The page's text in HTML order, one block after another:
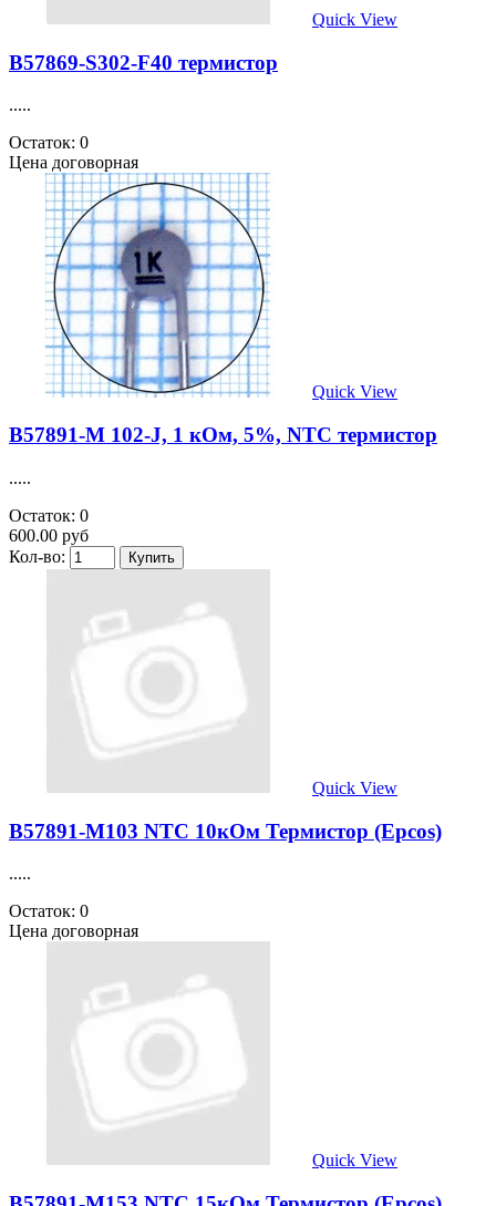
Quick View
B57869-S302-F40 термистор
.....
Остаток: 0
Цена договорная
Quick View
B57891-M 102-J, 1 кОм, 5%, NTC термистор
.....
Остаток: 0
600.00 руб
Кол-во:
Quick View
B57891-M103 NTC 10кОм Термистор (Epcos)
.....
Остаток: 0
Цена договорная
Quick View